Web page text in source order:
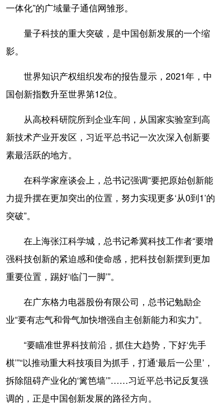
一体化”的广域量子通信网雏形。
量子科技的重大突破，是中国创新发展的一个缩
影。
世界知识产权组织发布的报告显示，2021年，中
国创新指数升至世界第12位。
从高校科研院所到企业车间，从国家实验室到高
新技术产业开发区，习近平总书记一次次深入创新要
素最活跃的地方。
在科学家座谈会上，总书记强调“要把原始创新能
力提升摆在更加突出的位置，努力实现更多‘从0到1’的
突破”。
在上海张江科学城，总书记希冀科技工作者“要增
强科技创新的紧迫感和使命感，把科技创新摆到更加
重要位置，踢好‘临门一脚’”。
在广东格力电器股份有限公司，总书记勉励企
业“要有志气和骨气加快增强自主创新能力和实力”。
“要瞄准世界科技前沿，抓住大趋势，下好‘先手
棋’”“以推动重大科技项目为抓手，打通‘最后一公里’，
拆除阻碍产业化的‘篱笆墙’”……习近平总书记反复强
调的，正是中国创新发展的路径方向。